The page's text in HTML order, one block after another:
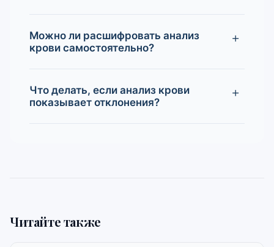
Можно ли расшифровать анализ
крови самостоятельно?
Что делать, если анализ крови
показывает отклонения?
Читайте также